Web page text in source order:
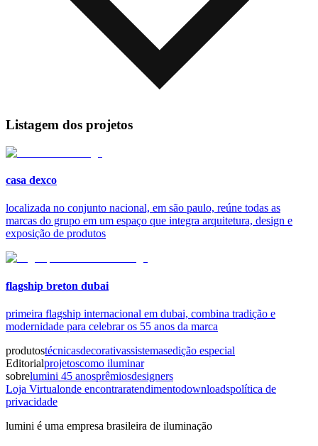
Listagem dos projetos
casa dexco
localizada no conjunto nacional, em são paulo, reúne todas as
marcas do grupo em um espaço que integra arquitetura, design e
exposição de produtos
flagship breton dubai
primeira flagship internacional em dubai, combina tradição e
modernidade para celebrar os 55 anos da marca
produtostécnicasdecorativassistemasedição especial
Editorialprojetoscomo iluminar
sobrelumini 45 anosprêmiosdesigners
Loja Virtualonde encontraratendimentodownloadspolítica de
privacidade
lumini é uma empresa brasileira de iluminação